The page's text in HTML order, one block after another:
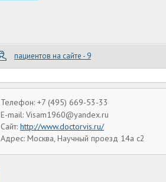
пациентов на сайте - 9
Телефон: +7 (495) 669-53-33
E-mail: Visam1960@yandex.ru
Сайт: http://www.doctorvis.ru/
Адрес: Москва, Научный проезд 14а с2